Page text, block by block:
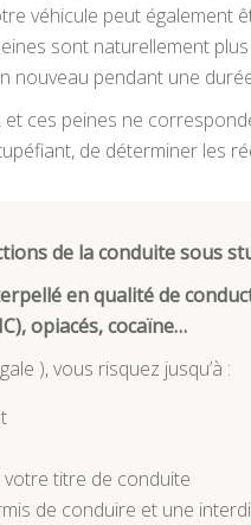
véhicule peut également
sont naturellement
nouveau pendant une
et ces peines ne
de déterminer les
de la conduite sous
en qualité de
opiacés, cocaïne…
), vous risquez jusqu’à :
titre de conduite
de conduire et une